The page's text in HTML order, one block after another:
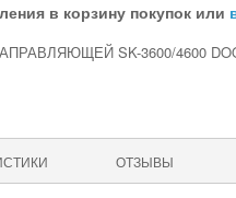
в корзину покупок или
SK-3600/4600
ОТЗЫВЫ